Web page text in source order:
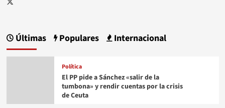
Últimas Populares Internacional
Política
El PP pide a Sánchez «salir de la
tumbona» y rendir cuentas por la crisis
de Ceuta